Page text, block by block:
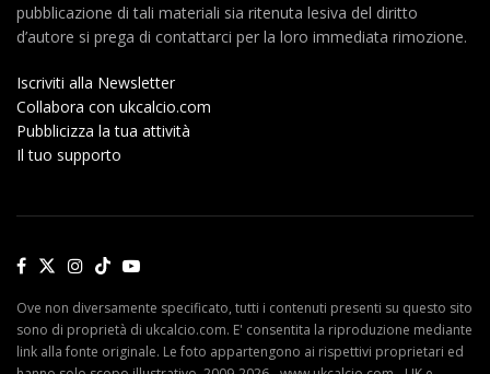
pubblicazione di tali materiali sia ritenuta lesiva del diritto
d’autore si prega di contattarci per la loro immediata rimozione.
Iscriviti alla Newsletter
Collabora con ukcalcio.com
Pubblicizza la tua attività
Il tuo supporto
Ove non diversamente specificato, tutti i contenuti presenti su questo sito
sono di proprietà di ukcalcio.com. E' consentita la riproduzione mediante
link alla fonte originale. Le foto appartengono ai rispettivi proprietari ed